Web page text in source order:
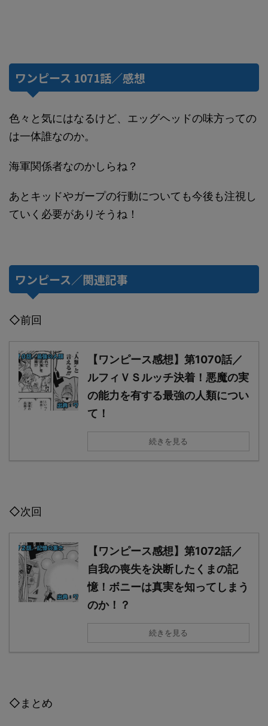
ワンピース 1071話／感想
色々と気にはなるけど、エッグヘッドの味方っての
は一体誰なのか。
海軍関係者なのかしらね？
あとキッドやガープの行動についても今後も注視し
ていく必要がありそうね！
ワンピース／関連記事
◇前回
【ワンピース感想】第1070話／
ルフィＶＳルッチ決着！悪魔の実
の能力を有する最強の人類につい
て！
続きを見る
◇次回
【ワンピース感想】第1072話／
自我の喪失を決断したくまの記
憶！ボニーは真実を知ってしまう
のか！？
続きを見る
◇まとめ